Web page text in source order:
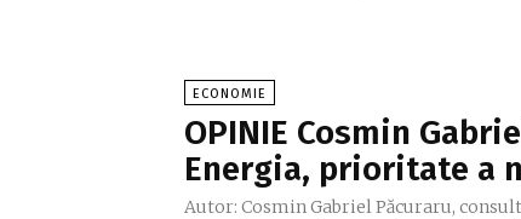
ECONOMIE
OPINIE Cosmin
Energia, prioritate a
Autor: Cosmin Gabriel Păcuraru,